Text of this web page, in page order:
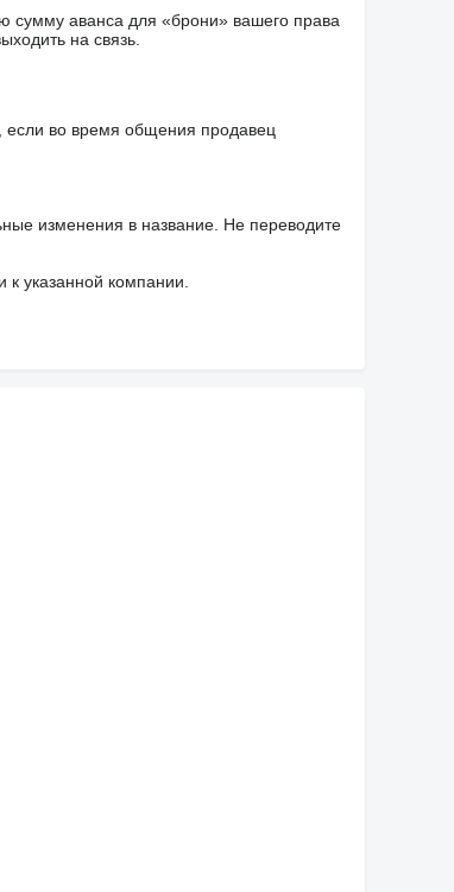
сумму аванса для «брони» вашего права
на связь.
если во время общения продавец
изменения в название. Не переводите
указанной компании.